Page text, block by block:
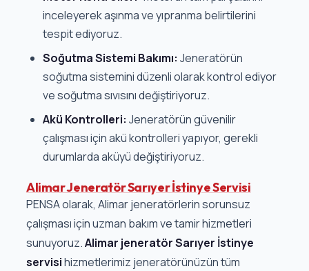
inceleyerek aşınma ve yıpranma belirtilerini
tespit ediyoruz.
Soğutma Sistemi Bakımı: Jeneratörün
soğutma sistemini düzenli olarak kontrol ediyor
ve soğutma sıvısını değiştiriyoruz.
Akü Kontrolleri: Jeneratörün güvenilir
çalışması için akü kontrolleri yapıyor, gerekli
durumlarda aküyü değiştiriyoruz.
Alimar Jeneratör Sarıyer İstinye Servisi
PENSA olarak, Alimar jeneratörlerin sorunsuz
çalışması için uzman bakım ve tamir hizmetleri
sunuyoruz.Alimar jeneratör Sarıyer İstinye
servisihizmetlerimiz jeneratörünüzün tüm